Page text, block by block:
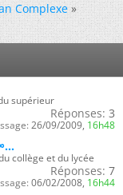
Complexe »
supérieur
Réponses: 3
26/09/2009, 16h48
collège et du lycée
Réponses: 7
06/02/2008, 16h44